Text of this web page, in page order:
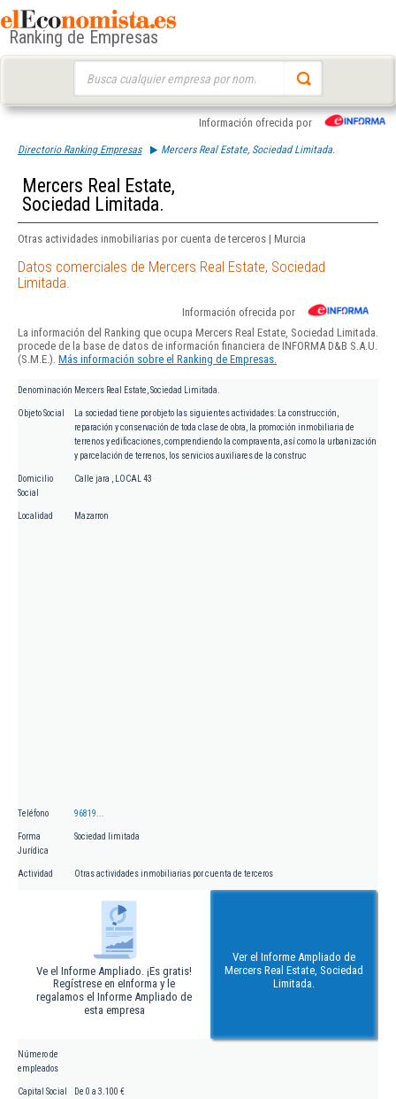
Ranking de Empresas
Información ofrecida por
Directorio Ranking Empresas Mercers Real Estate, Sociedad Limitada.
Mercers Real Estate,
Sociedad Limitada.
Otras actividades inmobiliarias por cuenta de terceros | Murcia
Datos comerciales de Mercers Real Estate, Sociedad
Limitada.
Información ofrecida por
La información del Ranking que ocupa Mercers Real Estate, Sociedad Limitada.
procede de la base de datos de información financiera de INFORMA D&B S.A.U.
(S.M.E.). Más información sobre el Ranking de Empresas.
Denominación Mercers Real Estate, Sociedad Limitada.
Objeto Social
La sociedad tiene por objeto las siguientes actividades: La construcción,
reparación y conservación de toda clase de obra, la promoción inmobiliaria de
terrenos y edificaciones, comprendiendo la compraventa, así como la urbanización
y parcelación de terrenos, los servicios auxiliares de la construc
Domicilio
Social
Calle jara , LOCAL 43
Localidad Mazarron
Teléfono 96819...
Forma
Jurídica
Sociedad limitada
Actividad Otras actividades inmobiliarias por cuenta de terceros
Ve el Informe Ampliado. ¡Es gratis!
Regístrese en eInforma y le
regalamos el Informe Ampliado de
esta empresa
Ver el Informe Ampliado de
Mercers Real Estate, Sociedad
Limitada.
Número de
empleados
Capital Social De 0 a 3.100 €